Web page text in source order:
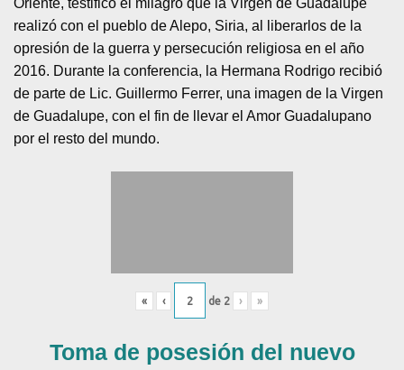
Oriente, testificó el milagro que la Virgen de Guadalupe
realizó con el pueblo de Alepo, Siria, al liberarlos de la
opresión de la guerra y persecución religiosa en el año
2016. Durante la conferencia, la Hermana Rodrigo recibió
de parte de Lic. Guillermo Ferrer, una imagen de la Virgen
de Guadalupe, con el fin de llevar el Amor Guadalupano
por el resto del mundo.
« ‹ de 2 › »
Toma de posesión del nuevo